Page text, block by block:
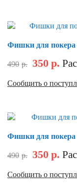
Скидка
Фишки для покера
490 р. 350 р.
Сообщить о
Скидка
Фишки для покера
490 р. 350 р.
Сообщить о